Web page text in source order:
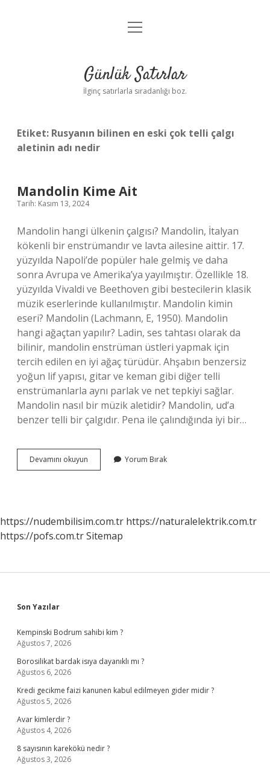
Anasayfa
Yasal Uyarı
menüyü
Günlük Satırlar
İlginç satırlarla sıradanlığı boz.
Etiket: Rusyanın bilinen en eski çok telli çalgı
aletinin adı nedir
Mandolin Kime Ait
Tarih: Kasım 13, 2024
Mandolin hangi ülkenin çalgısı? Mandolin, İtalyan
kökenli bir enstrümandır ve lavta ailesine aittir. 17.
yüzyılda Napoli’de popüler hale gelmiş ve daha
sonra Avrupa ve Amerika’ya yayılmıştır. Özellikle 18.
yüzyılda Vivaldi ve Beethoven gibi bestecilerin klasik
müzik eserlerinde kullanılmıştır. Mandolin kimin
eseri? Mandolin (Lachmann, E, 1950). Mandolin
hangi ağaçtan yapılır? Ladin, ses tahtası olarak da
bilinir, mandolin enstrüman üstleri yapmak için
tercih edilen en iyi ağaç türüdür. Ahşabın benzersiz
yoğun lif yapısı, gitar ve keman gibi diğer telli
enstrümanlarla aynı parlak ve net tepkiyi sağlar.
Mandolin nasıl bir müzik aletidir? Mandolin, ud’a
benzer telli bir çalgıdır. Pena ile çalındığında iyi bir…
Devamını okuyun Mandolin
Kime
Yorum Bırak
https://nudembilisim.com.tr https://naturalelektrik.com.tr
https://pofs.com.trSitemap
Sidebar
Son Yazılar
Kempinski Bodrum sahibi kim ?
Ağustos 7, 2026
Borosilikat bardak isıya dayanıklı mı ?
Ağustos 6, 2026
Kredi gecikme faizi kanunen kabul edilmeyen gider midir ?
Ağustos 5, 2026
Avar kimlerdir ?
Ağustos 4, 2026
8 sayısının karekökü nedir ?
Ağustos 3, 2026